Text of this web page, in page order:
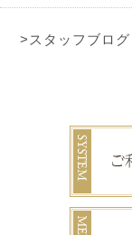
>スタッフブログ